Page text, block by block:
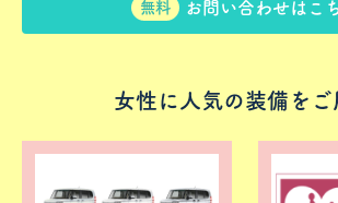
無料 お問い合わせはこ
女性に人気の装備をご